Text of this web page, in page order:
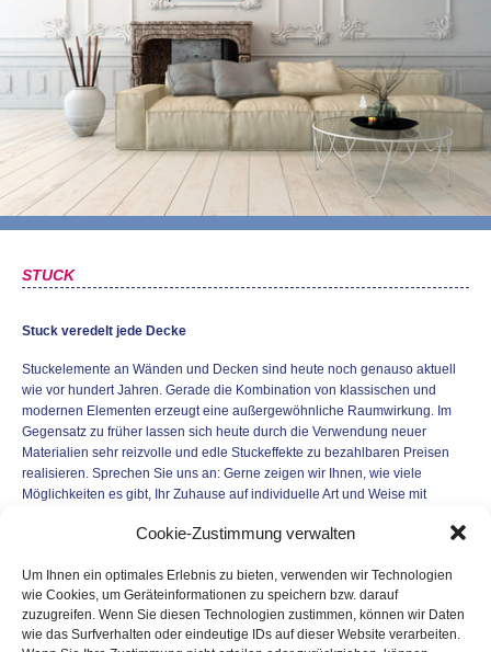
Cookie-Zustimmung verwalten
Um Ihnen ein optimales Erlebnis zu bieten, verwenden wir Technologien
wie Cookies, um Geräteinformationen zu speichern bzw. darauf
zuzugreifen. Wenn Sie diesen Technologien zustimmen, können wir Daten
wie das Surfverhalten oder eindeutige IDs auf dieser Website verarbeiten.
STUCK
Stuck veredelt jede Decke
Stuckelemente an Wänden und Decken sind heute noch genauso aktuell
wie vor hundert Jahren. Gerade die Kombination von klassischen und
modernen Elementen erzeugt eine außergewöhnliche Raumwirkung. Im
Gegensatz zu früher lassen sich heute durch die Verwendung neuer
Materialien sehr reizvolle und edle Stuckeffekte zu bezahlbaren Preisen
realisieren. Sprechen Sie uns an: Gerne zeigen wir Ihnen, wie viele
Möglichkeiten es gibt, Ihr Zuhause auf individuelle Art und Weise mit